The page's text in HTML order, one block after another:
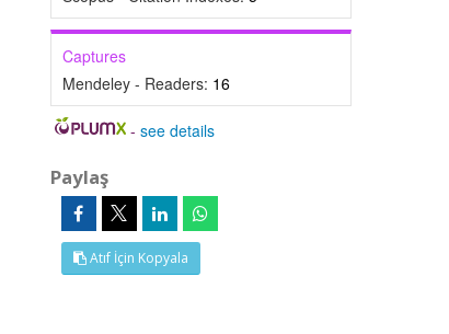
Captures
Mendeley - Readers: 16
-see details
Paylaş
Atıf İçin Kopyala